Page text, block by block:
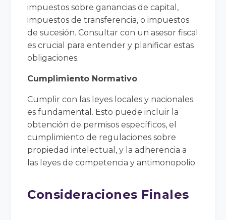
impuestos sobre ganancias de capital,
impuestos de transferencia, o impuestos
de sucesión. Consultar con un asesor fiscal
es crucial para entender y planificar estas
obligaciones.
Cumplimiento Normativo
Cumplir con las leyes locales y nacionales
es fundamental. Esto puede incluir la
obtención de permisos específicos, el
cumplimiento de regulaciones sobre
propiedad intelectual, y la adherencia a
las leyes de competencia y antimonopolio.
Consideraciones Finales